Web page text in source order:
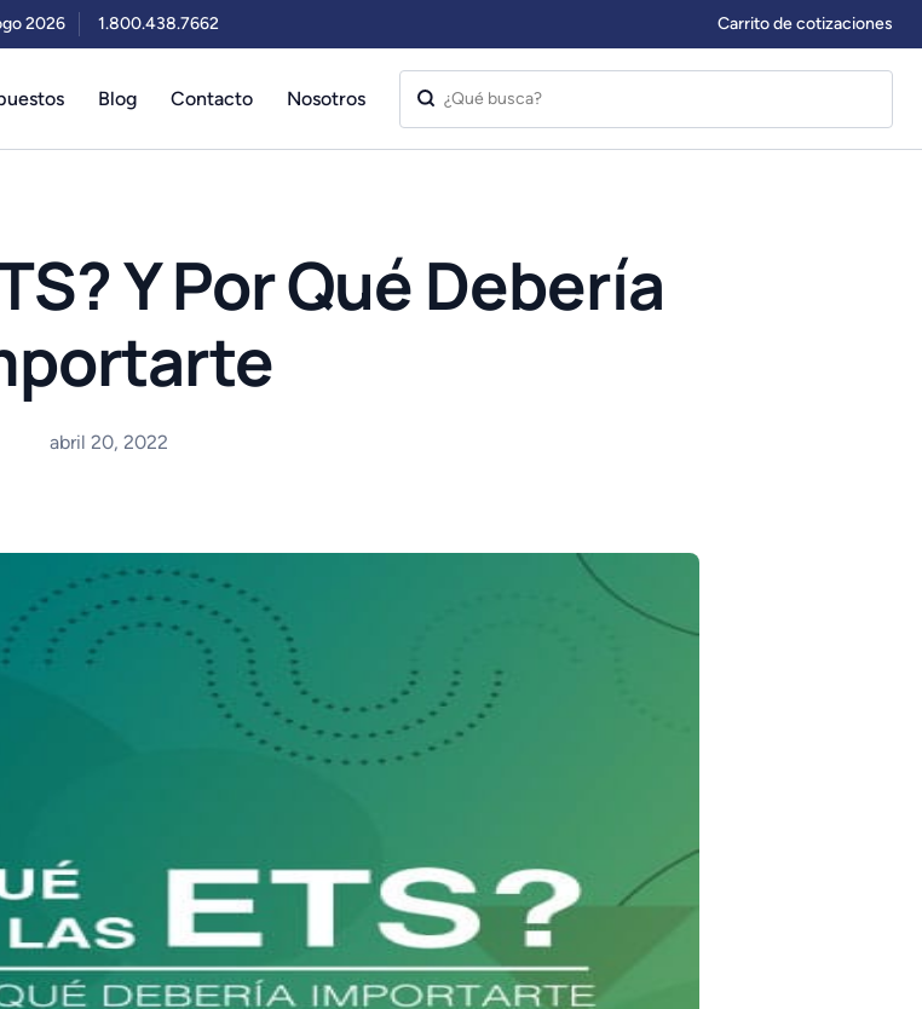
2026 1.800.438.7662 Carrito de cotizaciones
Blog Contacto Nosotros
Y Por Qué Debería
abril 20, 2022